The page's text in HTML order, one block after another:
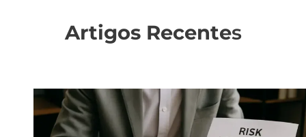
Artigos Recentes